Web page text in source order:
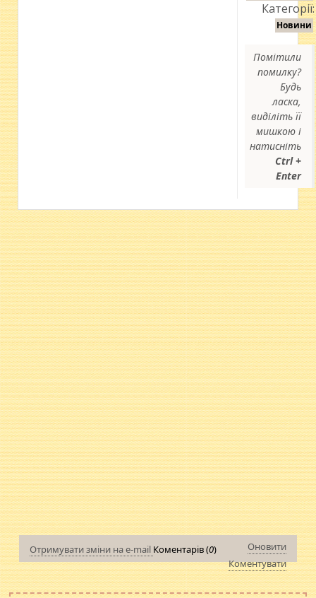
Категорії:
Новини
Помітили
помилку?
Будь
ласка,
виділіть її
мишкою і
натисніть
Ctrl +
Enter
Отримувати зміни на e-mail Коментарів (0)
Оновити
Коментувати